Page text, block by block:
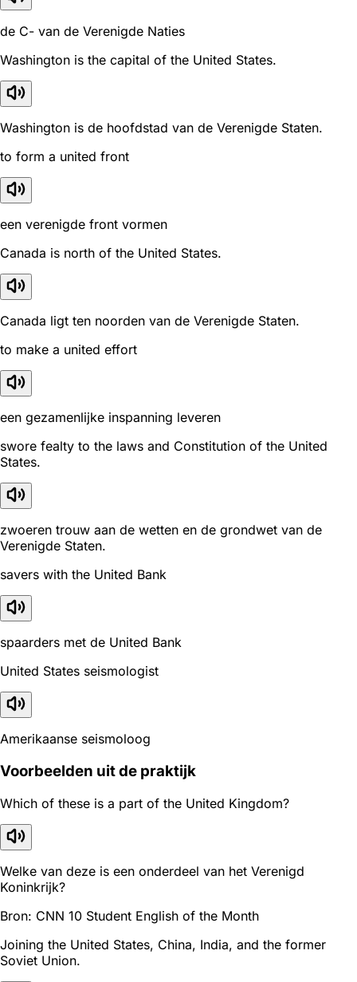
de C- van de Verenigde Naties
Washington is the capital of the United States.
Washington is de hoofdstad van de Verenigde Staten.
to form a united front
een verenigde front vormen
Canada is north of the United States.
Canada ligt ten noorden van de Verenigde Staten.
to make a united effort
een gezamenlijke inspanning leveren
swore fealty to the laws and Constitution of the United
States.
zwoeren trouw aan de wetten en de grondwet van de
Verenigde Staten.
savers with the United Bank
spaarders met de United Bank
United States seismologist
Amerikaanse seismoloog
Voorbeelden uit de praktijk
Which of these is a part of the United Kingdom?
Welke van deze is een onderdeel van het Verenigd
Koninkrijk?
Bron: CNN 10 Student English of the Month
Joining the United States, China, India, and the former
Soviet Union.